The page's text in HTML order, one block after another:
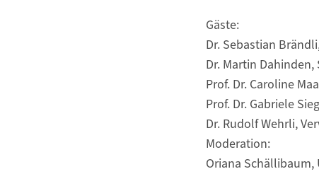
Gäste:
Dr. Sebastian
Dr. Martin
Prof. Dr. Caroline
Prof. Dr. Gabriele
Dr. Rudolf Wehrli,
Moderation:
Oriana